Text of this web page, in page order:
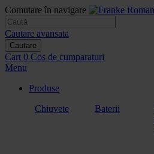
Comutare în navigare
Cautare avansata
Cautare
Cart 0 Cos de cumparaturi
Menu
Produse
Chiuvete
Baterii